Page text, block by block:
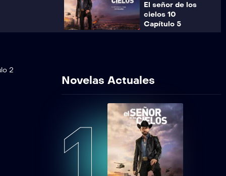
El señor de los
cielos 10
Capítulo 5
Capítulo 6
ESDLCT10EP07
El señor de los
cielos 10
Capítulo 7
ESDLCT10EP08
El señor de los
2
Novelas Actuales